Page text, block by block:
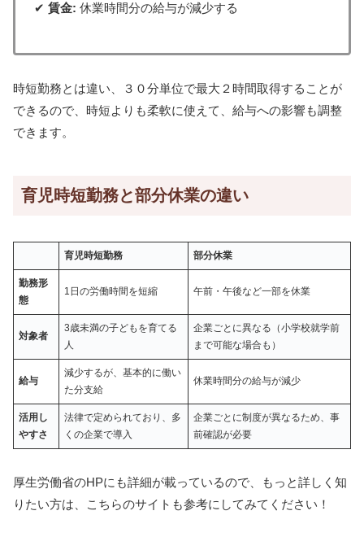
✔ 賃金: 休業時間分の給与が減少する
時短勤務とは違い、３０分単位で最大２時間取得することが
できるので、時短よりも柔軟に使えて、給与への影響も調整
できます。
育児時短勤務と部分休業の違い
育児時短勤務 部分休業
勤務形
態
1日の労働時間を短縮 午前・午後など一部を休業
対象者
3歳未満の子どもを育てる
人
企業ごとに異なる（小学校就学前
まで可能な場合も）
給与
減少するが、基本的に働い
た分支給
休業時間分の給与が減少
活用し
やすさ
法律で定められており、多
くの企業で導入
企業ごとに制度が異なるため、事
前確認が必要
厚生労働省のHPにも詳細が載っているので、もっと詳しく知
りたい方は、こちらのサイトも参考にしてみてください！